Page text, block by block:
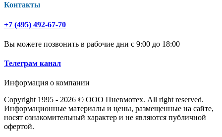
Контакты
+7 (495) 492-67-70
Вы можете позвонить в рабочие дни с 9:00 до 18:00
Телеграм канал
Информация о компании
Copyright 1995 - 2026 © ООО Пневмотех. All right reserved.
Информационные материалы и цены, размещенные на сайте,
носят ознакомительный характер и не являются публичной
офертой.